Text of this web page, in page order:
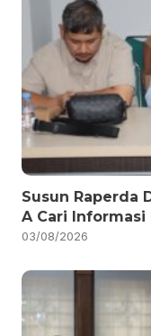
Susun Raperda
A Cari Informasi
03/08/2026